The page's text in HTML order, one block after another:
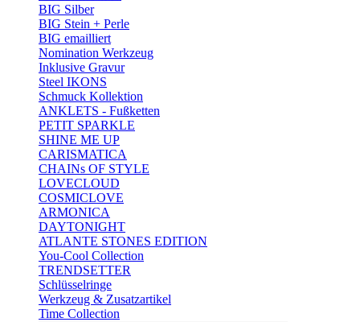
BIG Silber
BIG Stein + Perle
BIG emailliert
Nomination Werkzeug
Inklusive Gravur
Steel IKONS
Schmuck Kollektion
ANKLETS - Fußketten
PETIT SPARKLE
SHINE ME UP
CARISMATICA
CHAINs OF STYLE
LOVECLOUD
COSMICLOVE
ARMONICA
DAYTONIGHT
ATLANTE STONES EDITION
You-Cool Collection
TRENDSETTER
Schlüsselringe
Werkzeug & Zusatzartikel
Time Collection